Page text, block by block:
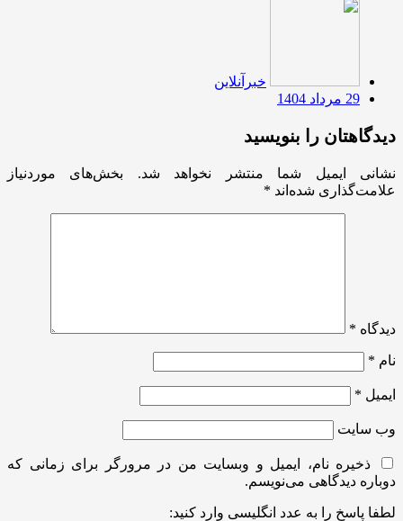
خبرآنلاین
29 مرداد 1404
دیدگاهتان را بنویسید
نشانی ایمیل شما منتشر نخواهد شد.
بخش‌های موردنیاز
علامت‌گذاری شده‌اند *
دیدگاه *
نام *
ایمیل *
وب‌ سایت
ذخیره نام، ایمیل و وبسایت من در مرورگر برای زمانی که
دوباره دیدگاهی می‌نویسم.
لطفا پاسخ را به عدد انگلیسی وارد کنید: